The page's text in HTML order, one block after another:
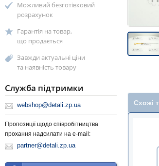
Схожі
Можливий безготівковий
розрахунок
Гарантія на товар,
що продається
Завжди актуальні ціни
та наявність товару
Служба підтримки
webshop@detali.zp.ua
Пропозиції щодо співробітництва
прохання надсилати на e-mail:
partner@detali.zp.ua